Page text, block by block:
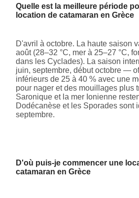
Quelle est la meilleure période
location de catamaran en Grèce
D'avril à octobre. La haute saison
août (28–32 °C, mer à 25–27 °C,
dans les Cyclades). La saison
juin, septembre, début octobre —
inférieurs de 25 à 40 % avec une
pour nager et des mouillages plus
Saronique et la mer Ionienne
Dodécanèse et les Sporades sont
septembre.
D'où puis-je commencer une
catamaran en Grèce